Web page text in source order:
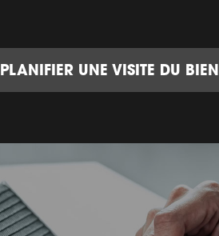
PLANIFIER UNE VISITE DU BIEN